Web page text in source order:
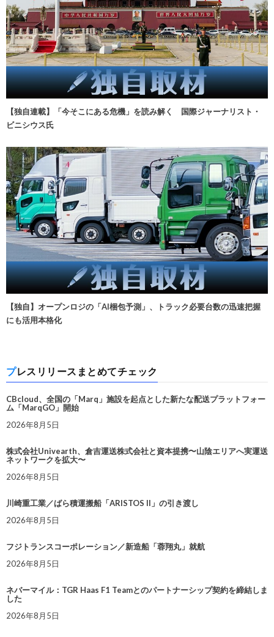
【独自連載】「今そこにある危機」を読み解く 国際ジャーナリスト・
ビニシウス氏
【独自】オープンロジの「AI梱包予測」、トラック必要台数の迅速把握
にも活用本格化
プレスリリースまとめてチェック
CBcloud、全国の「Marq」施設を起点とした新たな配送プラットフォー
ム「MarqGO」開始
2026年8月5日
株式会社Univearth、倉吉運送株式会社と資本提携〜山陰エリアへ実運送
ネットワークを拡大〜
2026年8月5日
川崎重工業／ばら積運搬船「ARISTOS II」の引き渡し
2026年8月5日
フジトランスコーポレーション／新造船「蓉翔丸」就航
2026年8月5日
ネバーマイル：TGR Haas F1 Teamとのパートナーシップ契約を締結しま
した
2026年8月5日